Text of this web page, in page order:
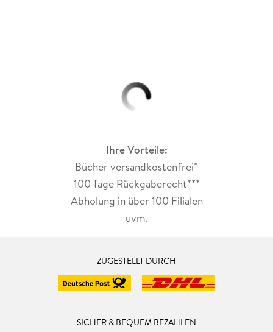
Ihre Vorteile:
Bücher versandkostenfrei*
100 Tage Rückgaberecht***
Abholung in über 100 Filialen
uvm.
ZUGESTELLT DURCH
SICHER & BEQUEM BEZAHLEN